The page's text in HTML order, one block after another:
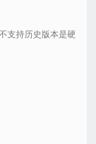
支持历史版本是硬